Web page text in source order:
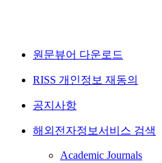
원문뷰어 다운로드
RISS 개인정보 재동의
공지사항
해외전자정보서비스 검색
Academic Journals